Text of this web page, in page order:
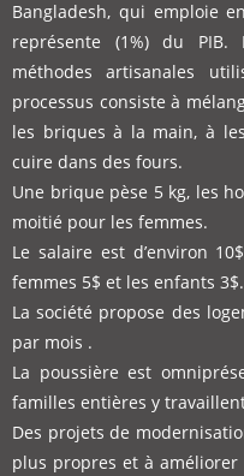
Bangladesh, qui emploie
représente (1%) du PIB.
méthodes artisanales
processus consiste à
les briques à la main, à
cuire dans des fours.
Une brique pèse 5 kg, les
moitié pour les femmes.
Le salaire est d’environ
femmes 5$ et les enfants 3$.
La société propose des
par mois .
La poussière est
familles entières y
Des projets de
plus propres et à améliorer